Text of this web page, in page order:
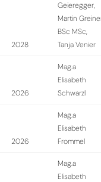
2028
Geieregger,
Martin
BSc MSc,
Tanja Venier
2026
Mag.a
Elisabeth
Schwarzl
2026
Mag.a
Elisabeth
Frommel
Mag.a
Elisabeth